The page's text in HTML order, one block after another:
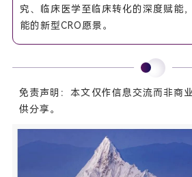
究、临床医学至临床转化的深度赋能
能的新型CRO愿景。
免责声明：本文仅作信息交流而非商
供分享。